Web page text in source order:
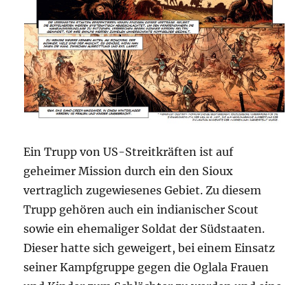
Ein Trupp von US-Streitkräften ist auf
geheimer Mission durch ein den Sioux
vertraglich zugewiesenes Gebiet. Zu diesem
Trupp gehören auch ein indianischer Scout
sowie ein ehemaliger Soldat der Südstaaten.
Dieser hatte sich geweigert, bei einem Einsatz
seiner Kampfgruppe gegen die Oglala Frauen